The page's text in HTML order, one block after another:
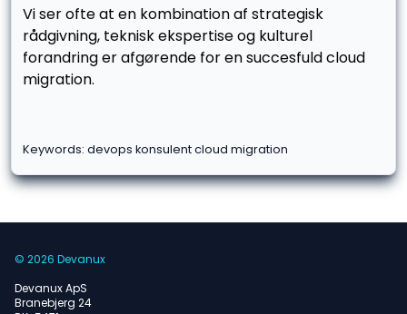
Vi ser ofte at en kombination af strategisk
rådgivning, teknisk ekspertise og kulturel
forandring er afgørende for en succesfuld cloud
migration.
Keywords: devops konsulent cloud migration
© 2026 Devanux
Devanux ApS
Branebjerg 24